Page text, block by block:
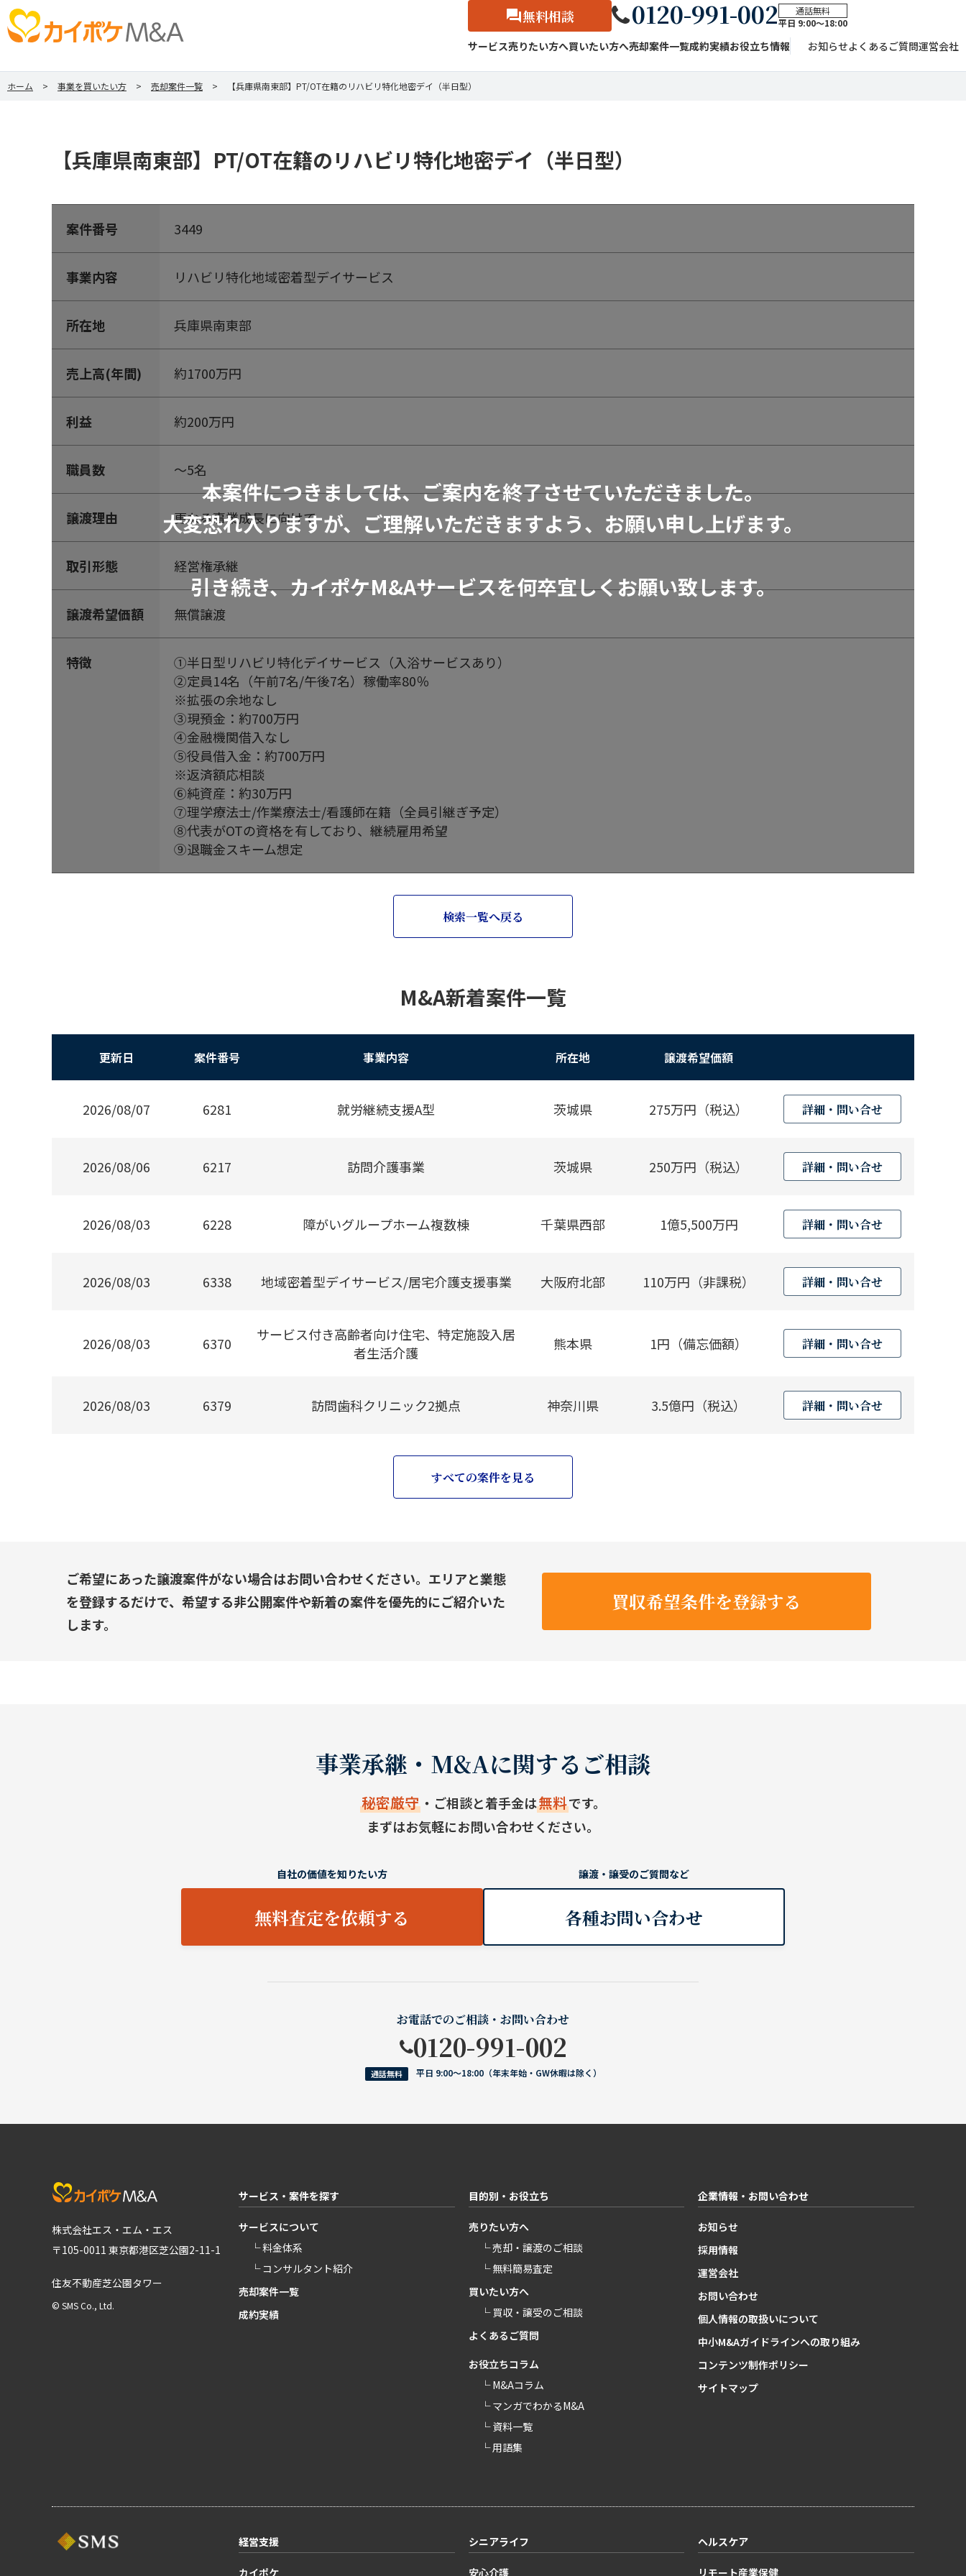
無料相談 0120-991-002
通話無料
平日 9:00〜18:00
サービス売りたい方へ買いたい方へ売却案件一覧成約実績お役立ち情報 お知らせよくあるご質問運営会社
ホーム 事業を買いたい方 売却案件一覧 【兵庫県南東部】PT/OT在籍のリハビリ特化地密デイ（半日型）
【兵庫県南東部】PT/OT在籍のリハビリ特化地密デイ（半日型）
本案件につきましては、ご案内を終了させていただきました。
大変恐れ入りますが、ご理解いただきますよう、お願い申し上げます。
引き続き、カイポケM&Aサービスを何卒宜しくお願い致します。
案件番号 3449
事業内容 リハビリ特化地域密着型デイサービス
所在地 兵庫県南東部
売上高(年間) 約1700万円
利益 約200万円
職員数 ～5名
譲渡理由 更なる事業成長に向けて
取引形態 経営権承継
譲渡希望価額 無償譲渡
特徴
①半日型リハビリ特化デイサービス（入浴サービスあり）
②定員14名（午前7名/午後7名）稼働率80％
※拡張の余地なし
③現預金：約700万円
④金融機関借入なし
⑤役員借入金：約700万円
※返済額応相談
⑥純資産：約30万円
⑦理学療法士/作業療法士/看護師在籍（全員引継ぎ予定）
⑧代表がOTの資格を有しており、継続雇用希望
⑨退職金スキーム想定
検索一覧へ戻る
M&A新着案件一覧
更新日 案件番号 事業内容 所在地 譲渡希望価額
2026/08/07 6281 就労継続支援A型 茨城県 275万円（税込） 詳細・問い合せ
2026/08/06 6217 訪問介護事業 茨城県 250万円（税込） 詳細・問い合せ
2026/08/03 6228 障がいグループホーム複数棟 千葉県西部 1億5,500万円 詳細・問い合せ
2026/08/03 6338 地域密着型デイサービス/居宅介護支援事業 大阪府北部 110万円（非課税） 詳細・問い合せ
2026/08/03 6370
サービス付き高齢者向け住宅、特定施設入居
者生活介護
熊本県 1円（備忘価額） 詳細・問い合せ
2026/08/03 6379 訪問歯科クリニック2拠点 神奈川県 3.5億円（税込） 詳細・問い合せ
すべての案件を見る
ご希望にあった譲渡案件がない場合はお問い合わせください。エリアと業態
を登録するだけで、希望する非公開案件や新着の案件を優先的にご紹介いた
します。
買収希望条件を登録する
事業承継・M&Aに関するご相談
秘密厳守 ・ご相談と着手金は無料です。
まずはお気軽にお問い合わせください。
自社の価値を知りたい方
無料査定を依頼する
譲渡・譲受のご質問など
各種お問い合わせ
お電話でのご相談・お問い合わせ
0120-991-002
通話無料 平日 9:00〜18:00（年末年始・GW休暇は除く）
株式会社エス・エム・エス
〒105-0011 東京都港区芝公園2-11-1
住友不動産芝公園タワー
© SMS Co., Ltd.
サービス・案件を探す
サービスについて
└ 料金体系
└ コンサルタント紹介
売却案件一覧
成約実績
目的別・お役立ち
売りたい方へ
└ 売却・譲渡のご相談
└ 無料簡易査定
買いたい方へ
└ 買収・譲受のご相談
よくあるご質問
お役立ちコラム
└ M&Aコラム
└ マンガでわかるM&A
└ 資料一覧
└ 用語集
企業情報・お問い合わせ
お知らせ
採用情報
運営会社
お問い合わせ
個人情報の取扱いについて
中小M&Aガイドラインへの取り組み
コンテンツ制作ポリシー
サイトマップ
経営支援
カイポケ
シニアライフ
安心介護
ヘルスケア
リモート産業保健